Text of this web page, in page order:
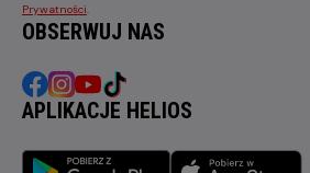
Prywatności.
OBSERWUJ NAS
APLIKACJE HELIOS